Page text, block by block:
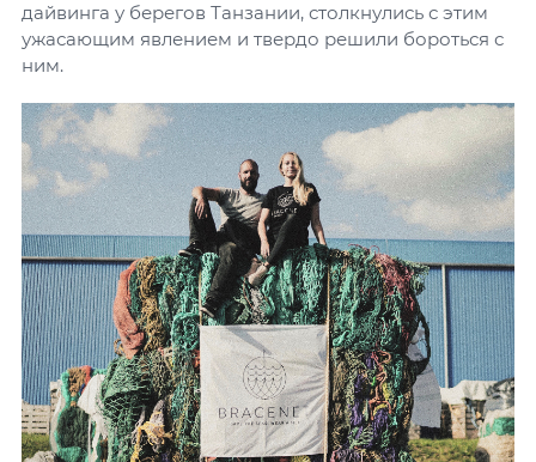
дайвинга у берегов Танзании, столкнулись с этим
ужасающим явлением и твердо решили бороться с
ним.